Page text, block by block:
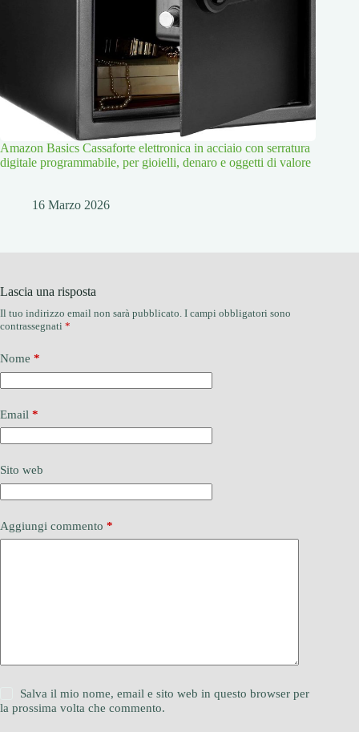
Amazon Basics Cassaforte elettronica in acciaio con serratura
digitale programmabile, per gioielli, denaro e oggetti di valore
16 Marzo 2026
Lascia una risposta
Il tuo indirizzo email non sarà pubblicato. I campi obbligatori sono
contrassegnati *
Nome *
Email *
Sito web
Aggiungi commento *
Salva il mio nome, email e sito web in questo browser per
la prossima volta che commento.